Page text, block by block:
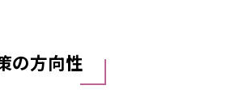
の方向性